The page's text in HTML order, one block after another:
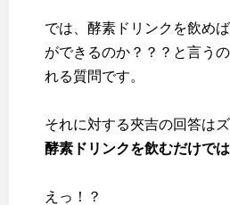
では、酵素ドリンクを飲め
ができるのか？？？と言う
れる質問です。
それに対する夾吉の回答はズ
酵素ドリンクを飲むだけで
えっ！？